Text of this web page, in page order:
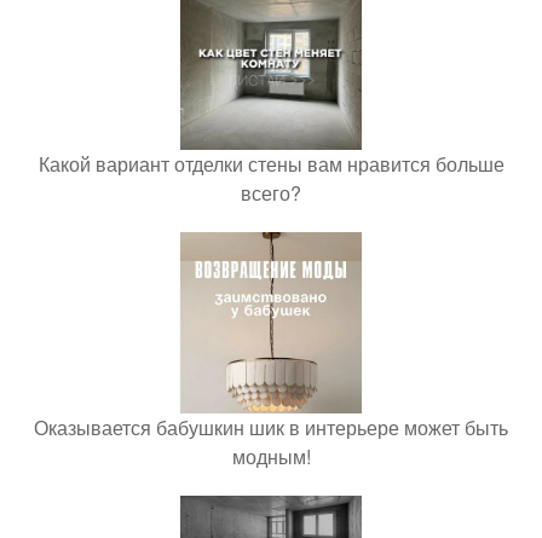
Какой вариант отделки стены вам нравится больше
всего?
Оказывается бабушкин шик в интерьере может быть
модным!